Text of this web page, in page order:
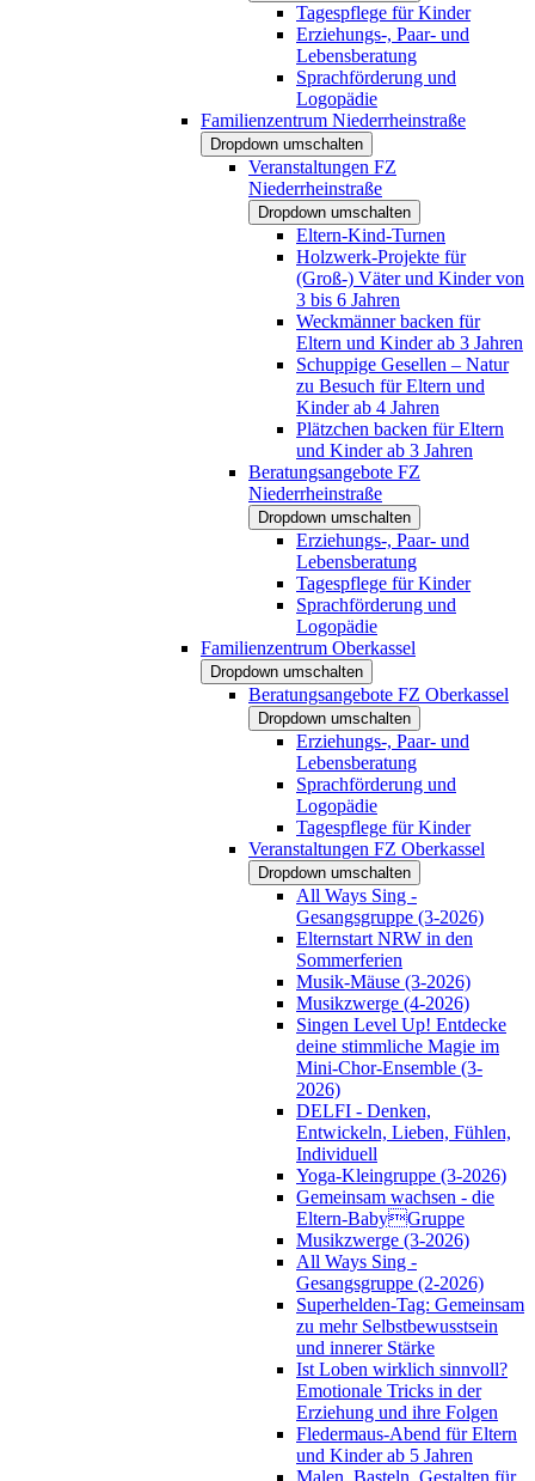
Tagespflege für Kinder
Erziehungs-, Paar- und
Lebensberatung
Sprachförderung und
Logopädie
Familienzentrum Niederrheinstraße
Dropdown umschalten
Veranstaltungen FZ
Niederrheinstraße
Dropdown umschalten
Eltern-Kind-Turnen
Holzwerk-Projekte für
(Groß-) Väter und Kinder von
3 bis 6 Jahren
Weckmänner backen für
Eltern und Kinder ab 3 Jahren
Schuppige Gesellen – Natur
zu Besuch für Eltern und
Kinder ab 4 Jahren
Plätzchen backen für Eltern
und Kinder ab 3 Jahren
Beratungsangebote FZ
Niederrheinstraße
Dropdown umschalten
Erziehungs-, Paar- und
Lebensberatung
Tagespflege für Kinder
Sprachförderung und
Logopädie
Familienzentrum Oberkassel
Dropdown umschalten
Beratungsangebote FZ Oberkassel
Dropdown umschalten
Erziehungs-, Paar- und
Lebensberatung
Sprachförderung und
Logopädie
Tagespflege für Kinder
Veranstaltungen FZ Oberkassel
Dropdown umschalten
All Ways Sing -
Gesangsgruppe (3-2026)
Elternstart NRW in den
Sommerferien
Musik-Mäuse (3-2026)
Musikzwerge (4-2026)
Singen Level Up! Entdecke
deine stimmliche Magie im
Mini-Chor-Ensemble (3-
2026)
DELFI - Denken,
Entwickeln, Lieben, Fühlen,
Individuell
Yoga-Kleingruppe (3-2026)
Gemeinsam wachsen - die
Eltern-BabyGruppe
Musikzwerge (3-2026)
All Ways Sing -
Gesangsgruppe (2-2026)
Superhelden-Tag: Gemeinsam
zu mehr Selbstbewusstsein
und innerer Stärke
Ist Loben wirklich sinnvoll?
Emotionale Tricks in der
Erziehung und ihre Folgen
Fledermaus-Abend für Eltern
und Kinder ab 5 Jahren
Malen, Basteln, Gestalten für